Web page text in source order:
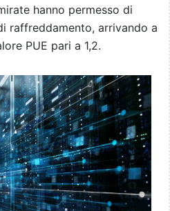
hanno permesso di
raffreddamento, arrivando a
PUE pari a 1,2.